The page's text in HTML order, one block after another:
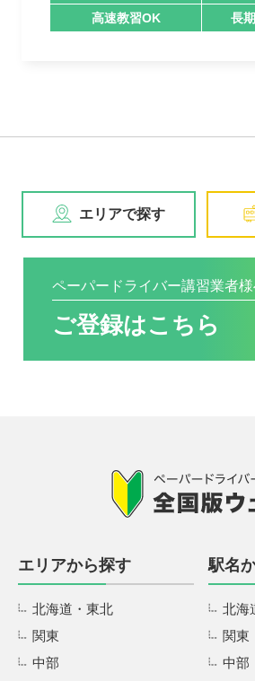
高速教習OK
長
エリアで探す
ペーパードライバー講習業者
ご登録はこちら
エリアから探す
北海道・東北
関東
中部
駅名
北海
関東
中部